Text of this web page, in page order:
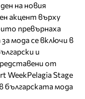
на новия
акцент върху
превърнаха
мода се включи в
и
от
WeekPelagia Stage
българската мода